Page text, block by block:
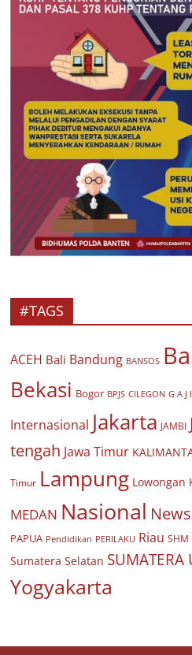
#TAGS
ACEH Bali Bandung BANSOS
Bekasi Bogor BPJS CILEGON G A J I
Internasional Jakarta JAMBI
tengah Jawa Timur
Timur Lampung Lowongan
MEDAN Nasional News
PAPUA Pendidikan PERILAKU Riau SHM
Sumatera Selatan SUMATERA
Yogyakarta